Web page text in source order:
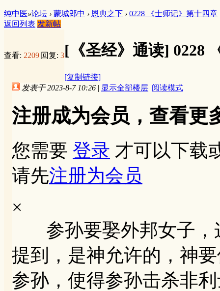
纯中医»论坛 › 蒙城郎中 › 恩典之下 › 0228 《士师记》第十四章
返回列表 发新帖
查看: 2209|回复: 3[《圣经》通读] 0228
[复制链接]
发表于 2023-8-7 10:26 | 显示全部楼层 |阅读模式
注册成为会员，查看更
您需要 登录 才可以下载
请先注册为会员
×
参孙要娶外邦女子，
提到，是神允许的，神
参孙，使得参孙击杀非